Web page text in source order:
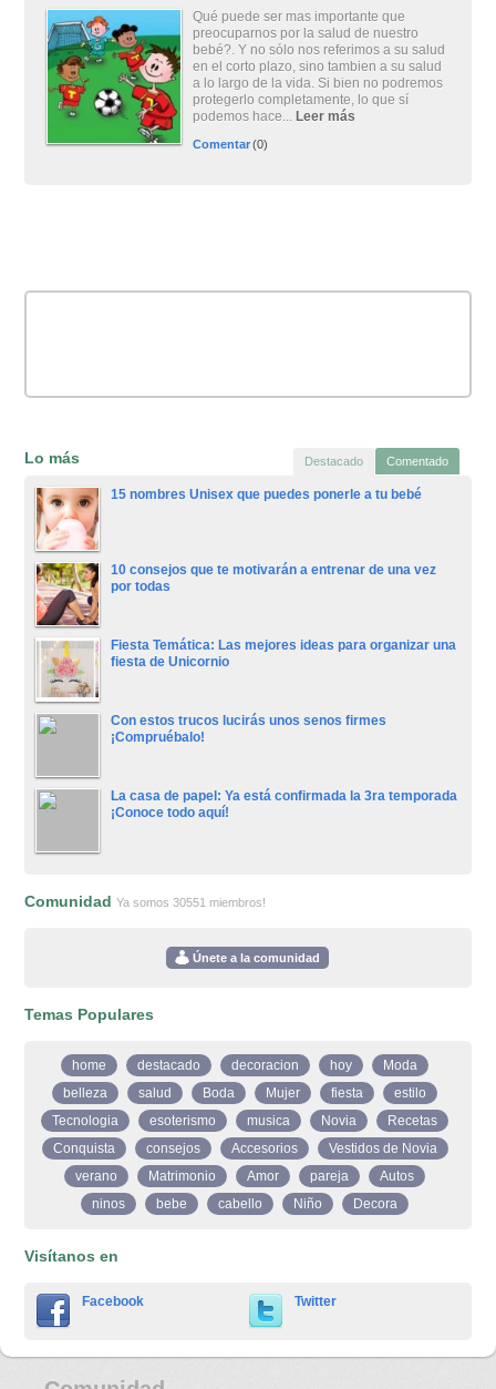
Qué puede ser mas importante que
preocuparnos por la salud de nuestro
bebé?. Y no sólo nos referimos a su salud
en el corto plazo, sino tambien a su salud
a lo largo de la vida. Si bien no podremos
protegerlo completamente, lo que sí
podemos hace... Leer más
Comentar(0)
Lo más Destacado Comentado
15 nombres Unisex que puedes ponerle a tu bebé
10 consejos que te motivarán a entrenar de una vez
por todas
Fiesta Temática: Las mejores ideas para organizar una
fiesta de Unicornio
Con estos trucos lucirás unos senos firmes
¡Compruébalo!
La casa de papel: Ya está confirmada la 3ra temporada
¡Conoce todo aquí!
ComunidadYa somos 30551 miembros!
Únete a la comunidad
Temas Populares
home destacado decoracion hoy
Moda
belleza
salud Boda Mujer fiesta
estilo
Tecnologia
esoterismo musica Novia
Recetas
Conquista
consejos Accesorios
Vestidos de Novia
verano
Matrimonio Amor pareja
Autos
ninos
bebe cabello Niño Decora
Visítanos en
Facebook Twitter